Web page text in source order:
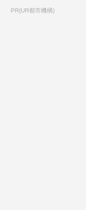
PR(UR都市機構)